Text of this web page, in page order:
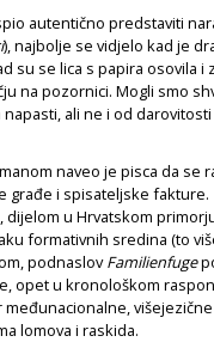
autentično predstaviti
), najbolje se vidjelo kad je
su se lica s papira osovila
na pozornici. Mogli smo
ali ne i od
naveo je pisca da se
građe i spisateljske fakture.
dijelom u Hrvatskom
formativnih sredina (to
podnaslovFamilienfuge
opet u kronološkom
međunacionalne,
lomova i raskida.